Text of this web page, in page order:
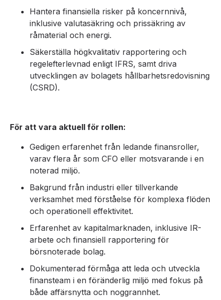
Hantera finansiella risker på koncernnivå,
inklusive valutasäkring och prissäkring av
råmaterial och energi.
Säkerställa högkvalitativ rapportering och
regelefterlevnad enligt IFRS, samt driva
utvecklingen av bolagets hållbarhetsredovisning
(CSRD).
För att vara aktuell för rollen:
Gedigen erfarenhet från ledande finansroller,
varav flera år som CFO eller motsvarande i en
noterad miljö.
Bakgrund från industri eller tillverkande
verksamhet med förståelse för komplexa flöden
och operationell effektivitet.
Erfarenhet av kapitalmarknaden, inklusive IR-
arbete och finansiell rapportering för
börsnoterade bolag.
Dokumenterad förmåga att leda och utveckla
finansteam i en föränderlig miljö med fokus på
både affärsnytta och noggrannhet.